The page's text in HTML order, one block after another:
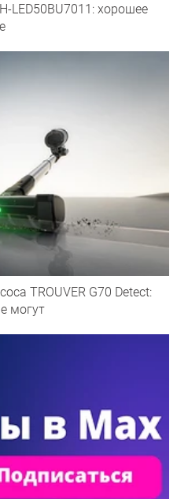
LED50BU7011: хорошее
TROUVER G70 Detect:
могут